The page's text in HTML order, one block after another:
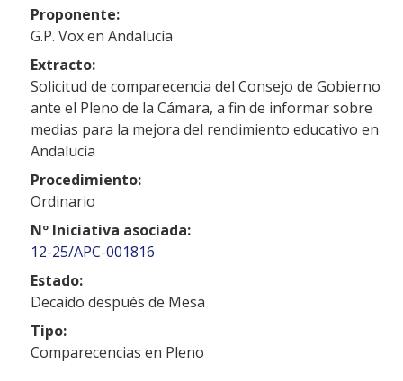
Proponente:
G.P. Vox en Andalucía
Extracto:
Solicitud de comparecencia del Consejo de Gobierno
ante el Pleno de la Cámara, a fin de informar sobre
medias para la mejora del rendimiento educativo en
Andalucía
Procedimiento:
Ordinario
Nº Iniciativa asociada:
12-25/APC-001816
Estado:
Decaído después de Mesa
Tipo:
Comparecencias en Pleno